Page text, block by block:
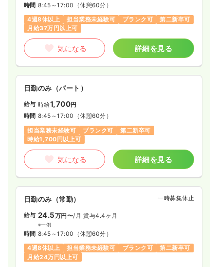
時間 8:45～17:00 （休憩60分）
4週8休以上
担当業務未経験可 ブランク可
第二新卒可
月給37万円以上可
気になる 詳細を見る
日勤のみ（パート）
給与 時給1,700円
時間 8:45～17:00 （休憩60分）
担当業務未経験可
ブランク可
第二新卒可
時給1,700円以上可
気になる 詳細を見る
日勤のみ（常勤） 一時募集休止
給与 24.5万円〜/月 賞与4.4ヶ月
※一例
時間 8:45～17:00 （休憩60分）
4週8休以上
担当業務未経験可 ブランク可
第二新卒可
月給24万円以上可